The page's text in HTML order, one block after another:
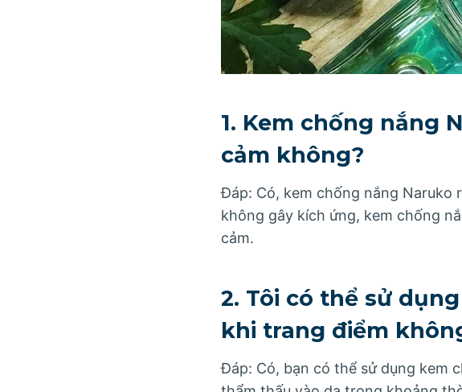
1. Kem chống nắng
cảm không?
Đáp: Có, kem chống nắng Naruko
không gây kích ứng, kem chống
cảm.
2. Tôi có thể sử
khi trang điểm
Đáp: Có, bạn có thể sử dụng kem